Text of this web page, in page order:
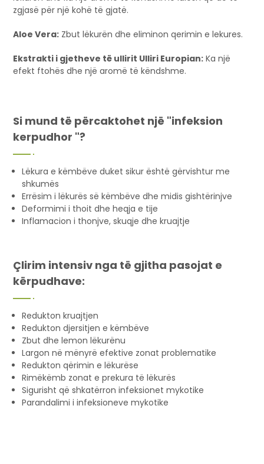
zgjasë për një kohë të gjatë.
Aloe Vera: Zbut lëkurën dhe eliminon qerimin e lekures.
Ekstrakti i gjetheve të ullirit Ulliri Europian: Ka një
efekt ftohës dhe një aromë të këndshme.
Si mund të përcaktohet një "infeksion
kerpudhor "?
Lëkura e këmbëve duket sikur është gërvishtur me
shkumës
Errësim i lëkurës së këmbëve dhe midis gishtërinjve
Deformimi i thoit dhe heqja e tije
Inflamacion i thonjve, skuqje dhe kruajtje
Çlirim intensiv nga të gjitha pasojat e
kërpudhave:
Redukton kruajtjen
Redukton djersitjen e këmbëve
Zbut dhe lemon lëkurënu
Largon në mënyrë efektive zonat problematike
Redukton qërimin e lëkurëse
Rimëkëmb zonat e prekura të lëkurës
Sigurisht që shkatërron infeksionet mykotike
Parandalimi i infeksioneve mykotike